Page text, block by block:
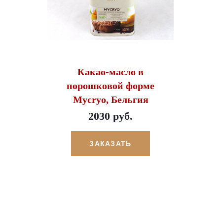
Какао-масло в
порошковой форме
Mycryo, Бельгия
2030 руб.
ЗАКАЗАТЬ